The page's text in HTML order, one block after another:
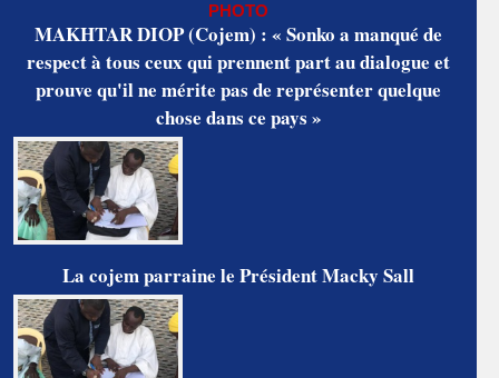
PHOTO
MAKHTAR DIOP (Cojem) : « Sonko a manqué de
respect à tous ceux qui prennent part au dialogue et
prouve qu'il ne mérite pas de représenter quelque
chose dans ce pays »
La cojem parraine le Président Macky Sall